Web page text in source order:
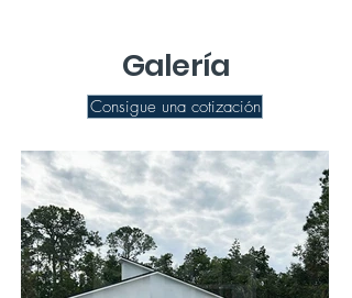
Galería
Consigue una cotización